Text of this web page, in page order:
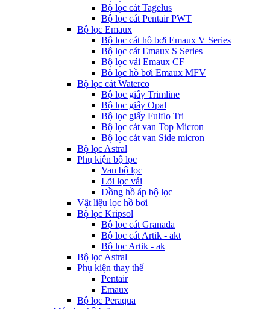
Bộ lọc cát Tagelus
Bộ lọc cát Pentair PWT
Bộ lọc Emaux
Bộ lọc cát hồ bơi Emaux V Series
Bộ lọc cát Emaux S Series
Bộ lọc vải Emaux CF
Bô lọc hồ bơi Emaux MFV
Bộ lọc cát Waterco
Bộ lọc giấy Trimline
Bộ lọc giấy Opal
Bộ lọc giấy Fulflo Tri
Bộ lọc cát van Top Micron
Bộ lọc cát van Side micron
Bộ lọc Astral
Phụ kiện bộ lọc
Van bộ lọc
Lõi lọc vải
Đồng hồ áp bộ lọc
Vật liệu lọc hồ bơi
Bộ lọc Kripsol
Bộ lọc cát Granada
Bộ lọc cát Artik - akt
Bộ lọc Artik - ak
Bộ lọc Astral
Phụ kiện thay thế
Pentair
Emaux
Bộ lọc Peraqua